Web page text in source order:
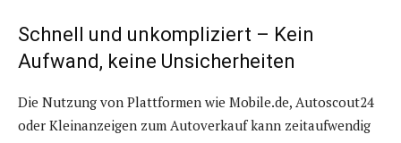
Schnell und unkompliziert – Kein
Aufwand, keine Unsicherheiten
Die Nutzung von Plattformen wie Mobile.de, Autoscout24
oder Kleinanzeigen zum Autoverkauf kann zeitaufwendig